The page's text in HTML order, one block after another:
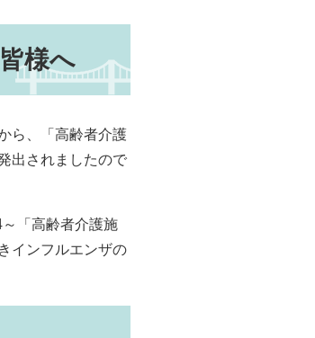
様へ
ら、「高齢者介護
出されましたので
「高齢者介護施
インフルエンザの